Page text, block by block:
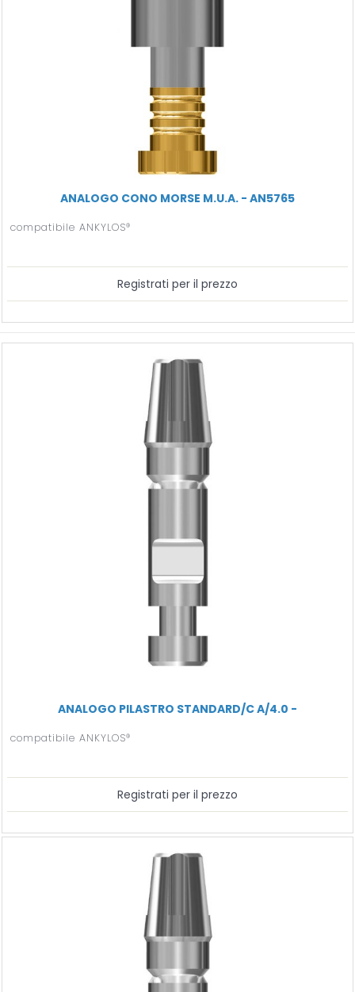
ANALOGO CONO MORSE M.U.A. - AN5765
compatibile ANKYLOS®
Registrati per il prezzo
ANALOGO PILASTRO STANDARD/C A/4.0 -
compatibile ANKYLOS®
Registrati per il prezzo